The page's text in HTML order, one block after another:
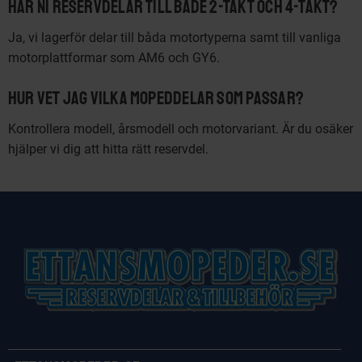
Har ni reservdelar till både 2-takt och 4-takt?
Ja, vi lagerför delar till båda motortyperna samt till vanliga
motorplattformar som AM6 och GY6.
Hur vet jag vilka mopeddelar som passar?
Kontrollera modell, årsmodell och motorvariant. Är du osäker
hjälper vi dig att hitta rätt reservdel.